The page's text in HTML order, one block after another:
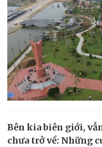
Bên kia biên giới,
chưa trở về: Những